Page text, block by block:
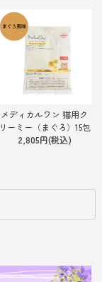
メディカルワン 猫用ク
リーミー（まぐろ）15包
2,805円(税込)